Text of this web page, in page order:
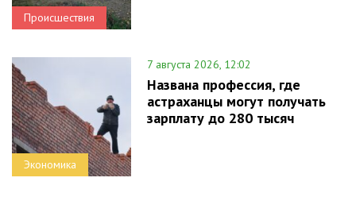
Происшествия
Экономика
7 августа 2026, 12:02
Названа профессия, где
астраханцы могут получать
зарплату до 280 тысяч